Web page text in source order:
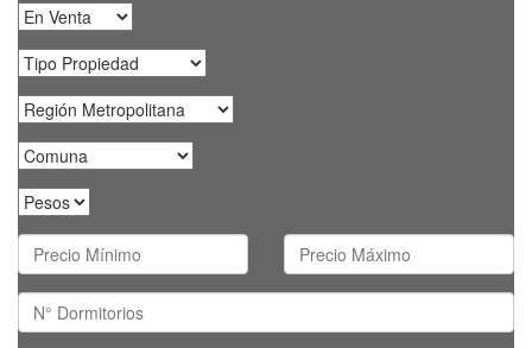
Operación
Tipo
Propiedad
Región
Comunas
Tipo
Moneda
Precio
Mínimo
Precio
Máximo
Dormitorios